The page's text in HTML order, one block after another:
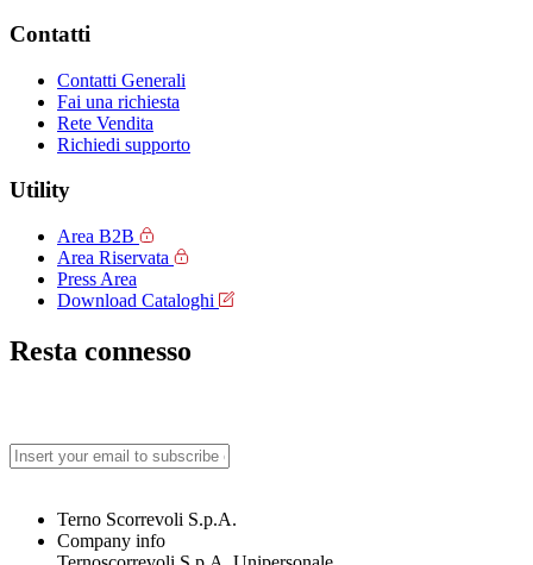
Contatti
Contatti Generali
Fai una richiesta
Rete Vendita
Richiedi supporto
Utility
Area B2B
Area Riservata
Press Area
Download Cataloghi
Resta connesso
Terno Scorrevoli S.p.A.
Company info